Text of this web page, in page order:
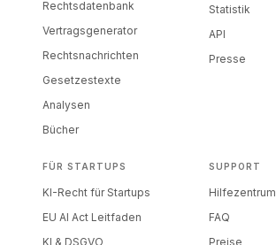
Rechtsdatenbank
Vertragsgenerator
Rechtsnachrichten
Gesetzestexte
Analysen
Bücher
Statistik
API
Presse
FÜR STARTUPS
KI-Recht für Startups
EU AI Act Leitfaden
KI & DSGVO
SUPPORT
Hilfezentrum
FAQ
Preise